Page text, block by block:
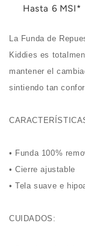
Hasta 6 MSI*
La Funda de
Kiddies es
mantener el
sintiendo tan
• Funda 100%
• Cierre ajustable
• Tela suave e
CUIDADOS: